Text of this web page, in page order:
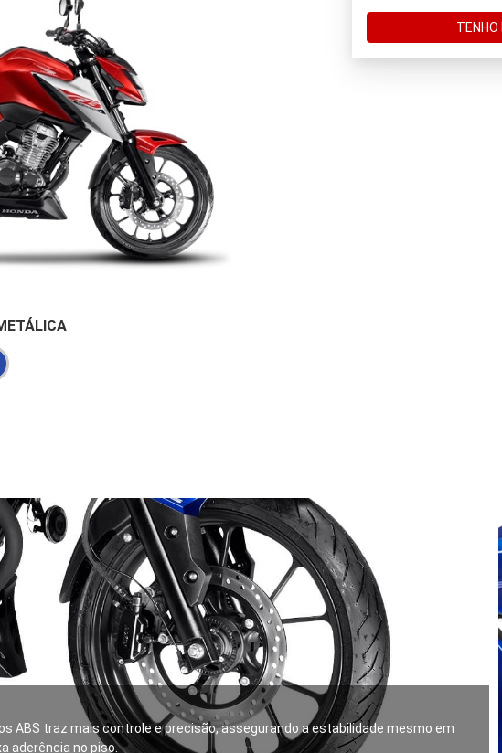
TENHO
ABS traz mais controle e precisão, assegurando a estabilidade mesmo em
aderência no piso.